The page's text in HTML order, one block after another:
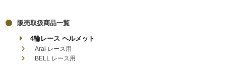
販売取扱商品一覧
4輪レース ヘルメット
Arai レース用
BELL レース用